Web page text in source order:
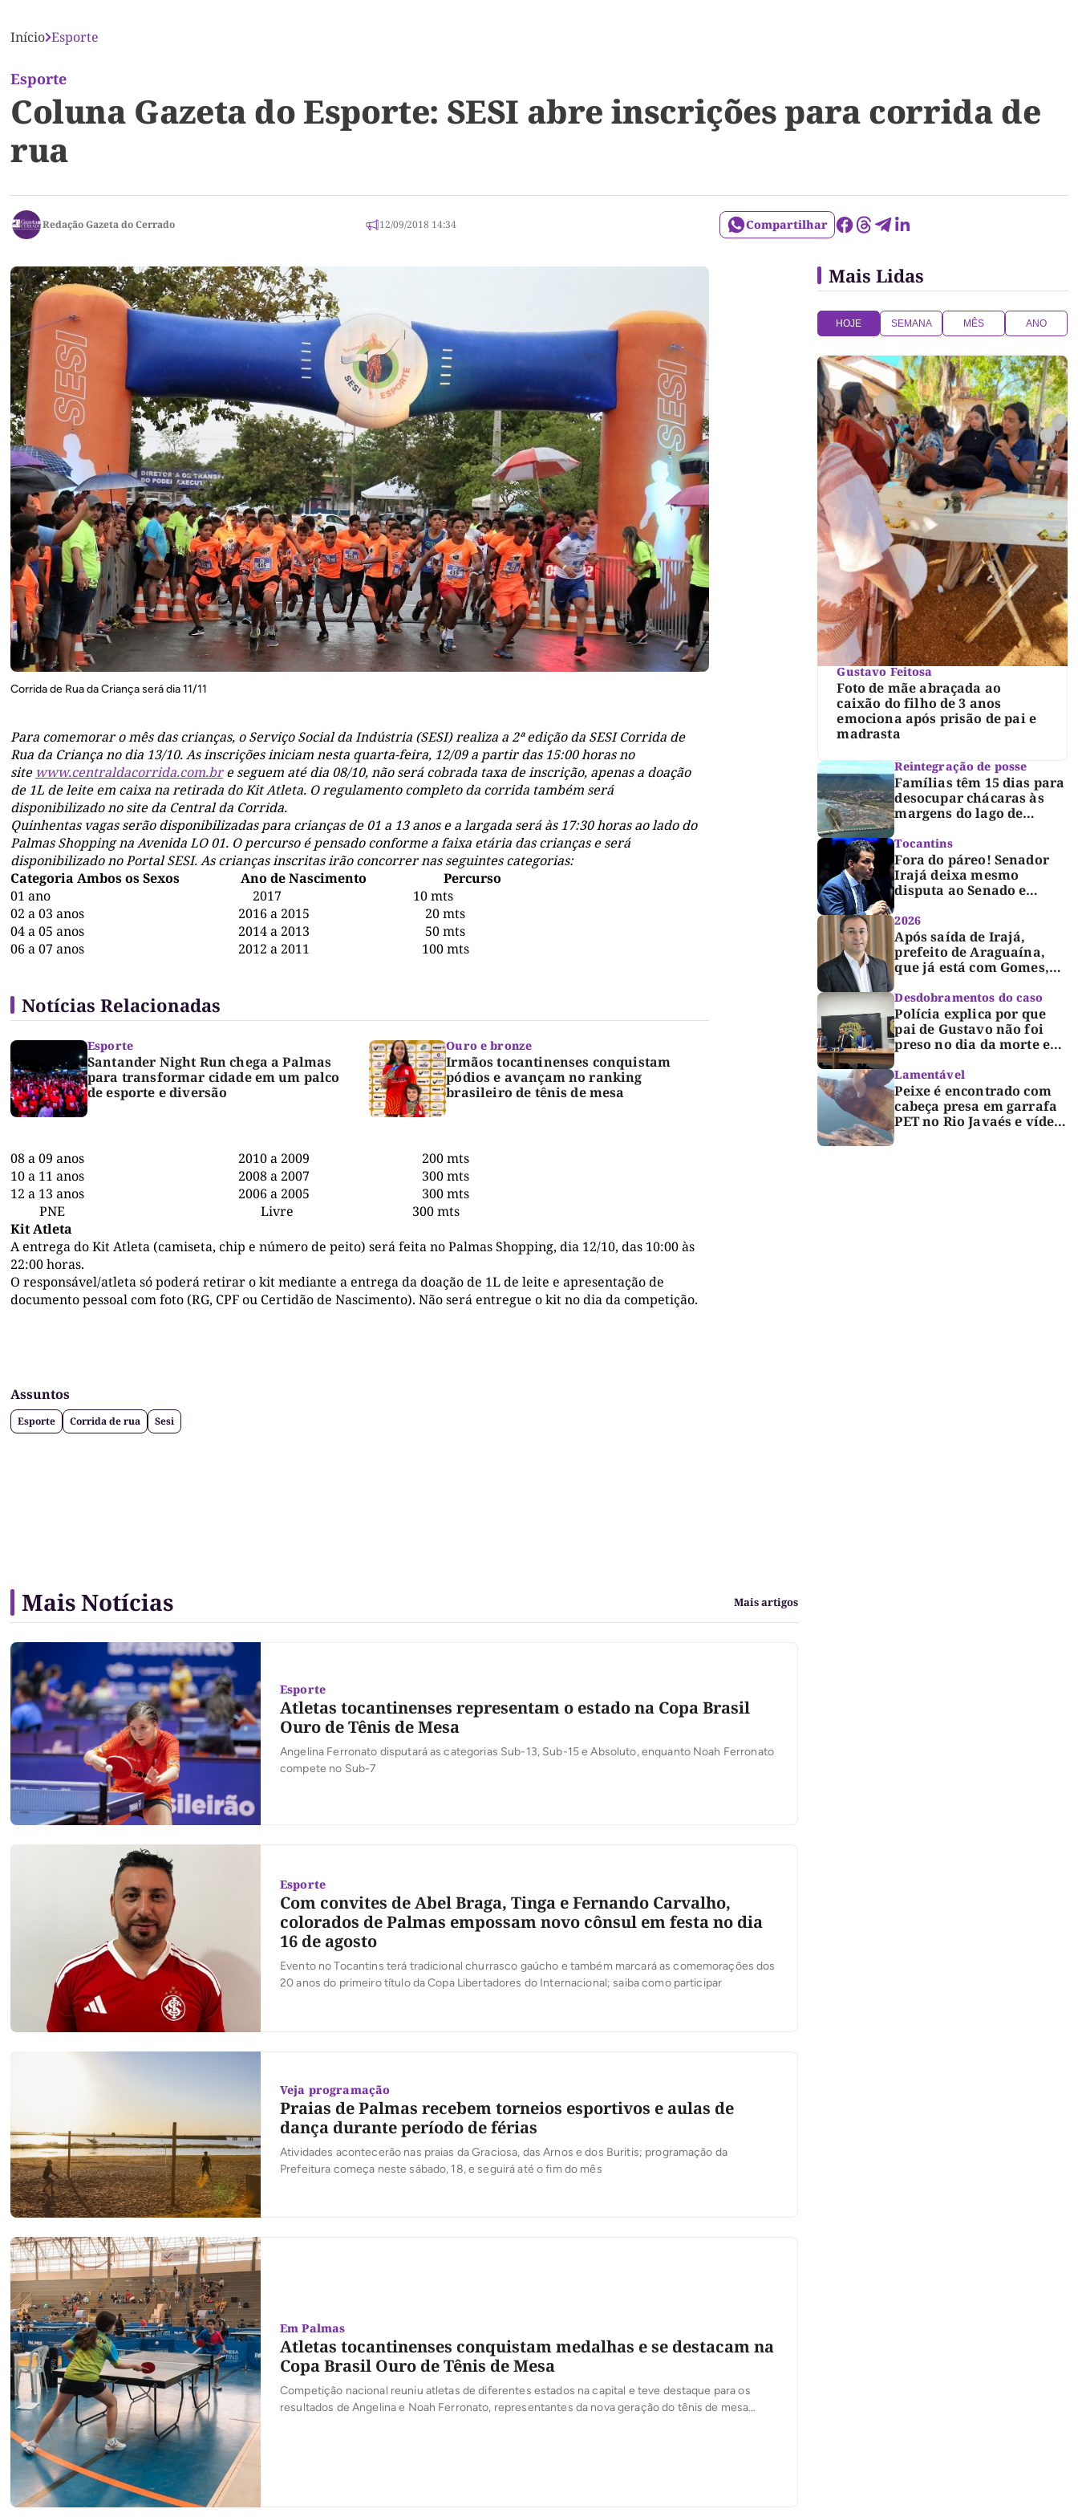
Início Esporte
Esporte
Coluna Gazeta do Esporte: SESI abre inscrições para corrida de
rua
Redação Gazeta do Cerrado 12/09/2018 14:34 Compartilhar
Corrida de Rua da Criança será dia 11/11
Para comemorar o mês das crianças, o Serviço Social da Indústria (SESI) realiza a 2ª edição da SESI Corrida de
Rua da Criança no dia 13/10.As inscrições iniciam nesta quarta-feira, 12/09 a partir das 15:00 horas no
site www.centraldacorrida.com.bre seguem até dia 08/10, não será cobrada taxa de inscrição, apenas a doação
de 1L de leite em caixa na retirada do Kit Atleta. O regulamento completo da corrida também será
disponibilizado no site da Central da Corrida.
Quinhentas vagas serão disponibilizadas para crianças de 01 a 13 anos e a largada será às 17:30 horas ao lado do
Palmas Shopping na Avenida LO 01. O percurso é pensado conforme a faixa etária das crianças e será
disponibilizado no Portal SESI. As crianças inscritas irão concorrer nas seguintes categorias:
Categoria Ambos os Sexos Ano de Nascimento Percurso
01 ano 2017 10 mts
02 a 03 anos 2016 a 2015 20 mts
04 a 05 anos 2014 a 2013 50 mts
06 a 07 anos 2012 a 2011 100 mts
Notícias Relacionadas
Esporte
Santander Night Run chega a Palmas
para transformar cidade em um palco
de esporte e diversão
Ouro e bronze
Irmãos tocantinenses conquistam
pódios e avançam no ranking
brasileiro de tênis de mesa
08 a 09 anos 2010 a 2009 200 mts
10 a 11 anos 2008 a 2007 300 mts
12 a 13 anos 2006 a 2005 300 mts
PNE Livre 300 mts
Kit Atleta
A entrega do Kit Atleta (camiseta, chip e número de peito) será feita no Palmas Shopping, dia 12/10, das 10:00 às
22:00 horas.
O responsável/atleta só poderá retirar o kit mediante a entrega da doação de 1L de leite e apresentação de
documento pessoal com foto (RG, CPF ou Certidão de Nascimento). Não será entregue o kit no dia da competição.
Assuntos
Esporte Corrida de rua Sesi
Mais Lidas
HOJE SEMANA MÊS ANO
Gustavo Feitosa
Foto de mãe abraçada ao
caixão do filho de 3 anos
emociona após prisão de pai e
madrasta
Reintegração de posse
Famílias têm 15 dias para
desocupar chácaras às
margens do lago de
Justiça
Tocantins
Fora do páreo! Senador
Irajá deixa mesmo
disputa ao Senado e
processo de cabeça
erguida, com gratidão e
respeito”
2026
Após saída de Irajá,
prefeito de Araguaína,
que já está com Gomes,
campanha de Dimas e
fará anúncio oficial
Desdobramentos do caso
Polícia explica por que
pai de Gustavo não foi
preso no dia da morte e
investigação
Lamentável
Peixe é encontrado com
cabeça presa em garrafa
PET no Rio Javaés e vídeo
Mais Notícias Mais artigos
Esporte
Atletas tocantinenses representam o estado na Copa Brasil
Ouro de Tênis de Mesa
Angelina Ferronato disputará as categorias Sub-13, Sub-15 e Absoluto, enquanto Noah Ferronato
compete no Sub-7
Esporte
Com convites de Abel Braga, Tinga e Fernando Carvalho,
colorados de Palmas empossam novo cônsul em festa no dia
16 de agosto
Evento no Tocantins terá tradicional churrasco gaúcho e também marcará as comemorações dos
20 anos do primeiro título da Copa Libertadores do Internacional; saiba como participar
Veja programação
Praias de Palmas recebem torneios esportivos e aulas de
dança durante período de férias
Atividades acontecerão nas praias da Graciosa, das Arnos e dos Buritis; programação da
Prefeitura começa neste sábado, 18, e seguirá até o fim do mês
Em Palmas
Atletas tocantinenses conquistam medalhas e se destacam na
Copa Brasil Ouro de Tênis de Mesa
Competição nacional reuniu atletas de diferentes estados na capital e teve destaque para os
resultados de Angelina e Noah Ferronato, representantes da nova geração do tênis de mesa